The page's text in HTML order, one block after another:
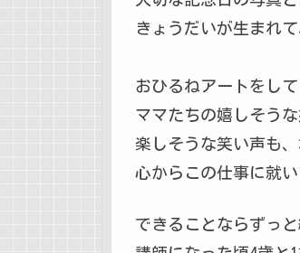
きょうだいが生まれ
おひるねアートをし
ママたちの嬉しそうな
楽しそうな笑い声も
心からこの仕事に就
できることならずっ